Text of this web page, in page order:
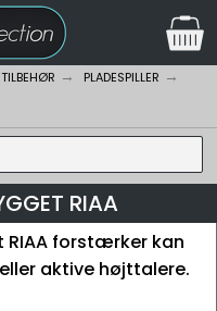
PLADESPILLER
RIAA
RIAA forstærker kan
aktive højttalere.